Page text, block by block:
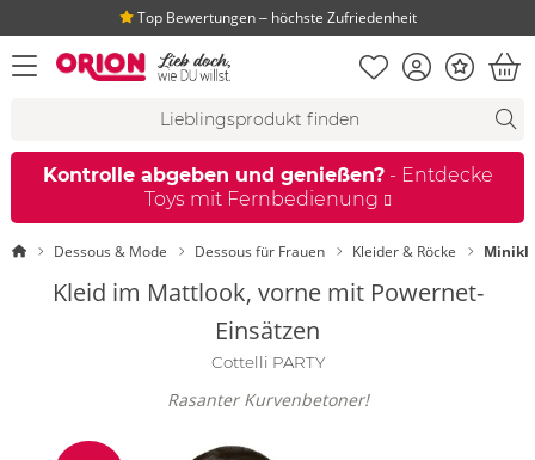
Top Bewertungen ‒ höchste Zufriedenheit
Menü öffnen Merkliste
KontoBonus
Kontrolle abgeben und genießen?- Entdecke
Toys mit Fernbedienung
StartseiteDessous & Mode Dessous für Frauen Kleider & Röcke
Kleid im Mattlook, vorne mit Powernet-
Einsätzen
Cottelli PARTY
Rasanter Kurvenbetoner!